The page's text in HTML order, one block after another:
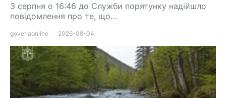
3 серпня о 16:46 до Служби порятунку надійшло
повідомлення про те, що…
goverlaonline 2026-08-04